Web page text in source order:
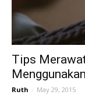
Tips
Ruth - May 29, 2015